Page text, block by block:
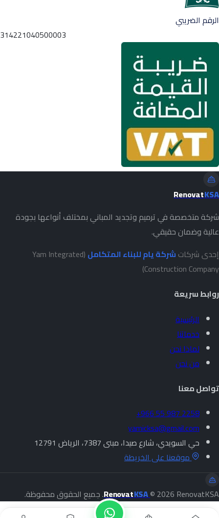
الرقم الضريبي
314221040500003
RenovatKSA
شركة متخصصة في ترميم وتجديد المباني بمختلف أنواعها بجودة
عالية وضمان حقيقي.
إحدى شركاتشركة يام للبناء المتكامل (Yam Integrated
Construction Company)
روابط سريعة
الرئيسية
خدماتنا
لماذا نحن
من نحن
تواصل معنا
+966 55 987 2258
yamicksa@gmail.com
حي السويدي، شارع صيدا، مبنى 7387، الرياض 12791
موقعنا على الخريطة
RenovatKSA© 2026 RenovatKSA. جميع الحقوق محفوظة.